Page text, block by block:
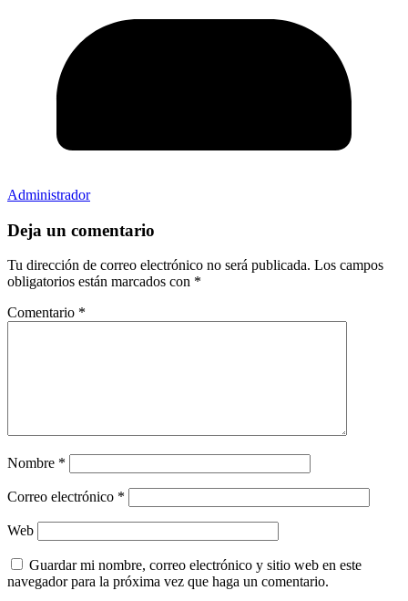
Administrador
Deja un comentario
Tu dirección de correo electrónico no será publicada. Los campos
obligatorios están marcados con *
Comentario *
Nombre *
Correo electrónico *
Web
Guardar mi nombre, correo electrónico y sitio web en este
navegador para la próxima vez que haga un comentario.